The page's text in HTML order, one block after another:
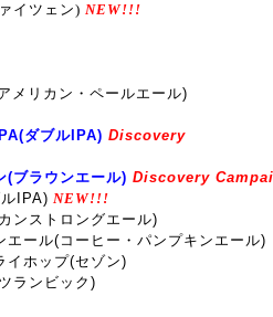
イツェン) NEW!!!
リカン・ペールエール)
ダブルIPA) Discovery
ブラウンエール) Discovery
IPA) NEW!!!
ンストロングエール)
ール(コーヒー・パンプキンエール)
ホップ(セゾン)
ランビック)